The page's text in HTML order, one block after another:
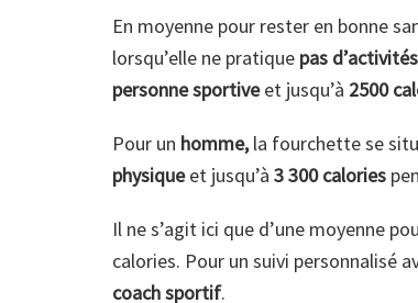
En moyenne pour rester en bonne
lorsqu’elle ne pratique pas
personne sportiveet jusqu’à 2500
Pour un homme,la fourchette se
physiqueet jusqu’à 3 300 calories
Il ne s’agit ici que d’une moyenne
calories. Pour un suivi personnalisé
coach sportif.